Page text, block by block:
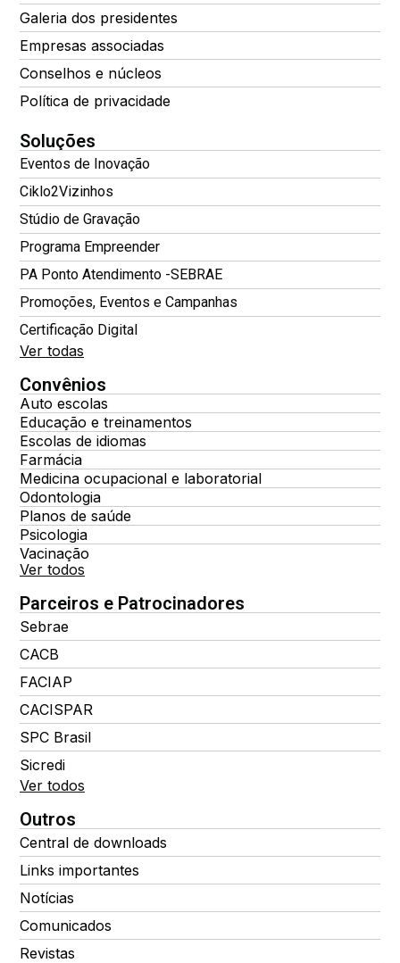
Galeria dos presidentes
Empresas associadas
Conselhos e núcleos
Política de privacidade
Soluções
Eventos de Inovação
Ciklo2Vizinhos
Stúdio de Gravação
Programa Empreender
PA Ponto Atendimento -SEBRAE
Promoções, Eventos e Campanhas
Certificação Digital
Ver todas
Convênios
Auto escolas
Educação e treinamentos
Escolas de idiomas
Farmácia
Medicina ocupacional e laboratorial
Odontologia
Planos de saúde
Psicologia
Vacinação
Ver todos
Parceiros e Patrocinadores
Sebrae
CACB
FACIAP
CACISPAR
SPC Brasil
Sicredi
Ver todos
Outros
Central de downloads
Links importantes
Notícias
Comunicados
Revistas